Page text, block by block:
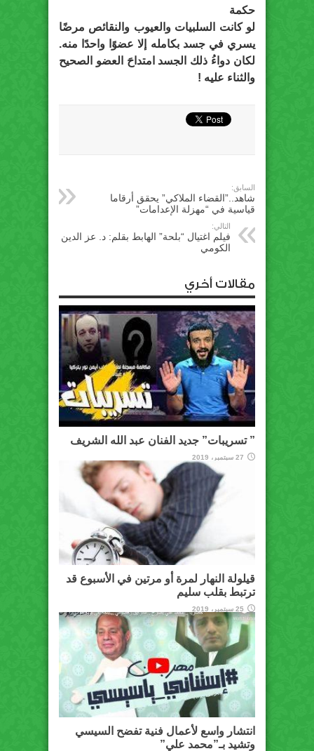
حكمة
لو كانت السلبيات والعيوب والنقائص مرضًا
يسري في جسد بكامله إلا عضوًا واحدًا منه.
لكان دواءُ ذلك الجسد امتداحَ العضو الصحيح
والثناء عليه !
السابق:
شاهد..”القضاء الملاكي” يحقق أرقاما
قياسية في “مهزلة الإعدامات”
التالي:
فيلم اغتيال “بلحة” الهابط بقلم: د. عز الدين
الكومي
مقالات أخري
” تسريبات” جديد الفنان عبد الله الشريف
27 سبتمبر، 2019
قيلولة النهار لمرة أو مرتين في الأسبوع قد
ترتبط بقلب سليم
25 سبتمبر، 2019
انتشار واسع لأعمال فنية تفضح السيسي
وتشيد بـ”محمد علي”